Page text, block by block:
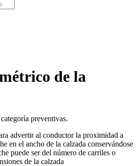
de la
preventivas.
advertir al conductor la proximidad a
en el ancho de la calzada conservándose
puede ser del número de carriles o
de la calzada